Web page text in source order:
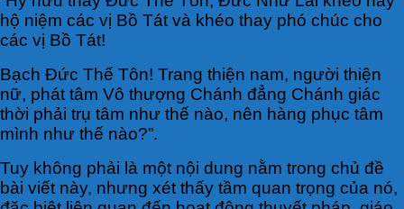
hộ niệm các vị Bồ Tát và khéo thay phó chúc cho
các vị Bồ Tát!
Bạch Đức Thế Tôn! Trang thiện nam, người thiện
nữ, phát tâm Vô thượng Chánh đẳng Chánh giác
thời phải trụ tâm như thế nào, nên hàng phục tâm
mình như thế nào?”.
Tuy không phải là một nội dung nằm trong chủ đề
bài viết này, nhưng xét thấy tầm quan trọng của nó,